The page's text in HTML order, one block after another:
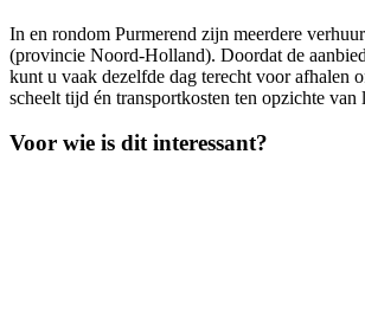
In en rondom Purmerend zijn meerdere
(provincie Noord-Holland). Doordat de
kunt u vaak dezelfde dag terecht voor afhalen
scheelt tijd én transportkosten ten opzichte van
Voor wie is dit interessant?